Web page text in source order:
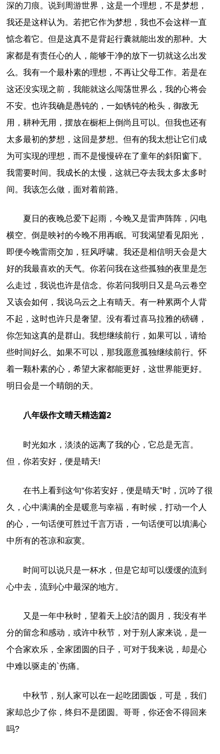
深的刀痕。说到周游世界，这是一个理想，不是梦想，
我还是这样认为。若把它作为梦想，我也不会这样一直
惦念着它。但是这真不是背起行囊就能出发的那种。大
家都是有责任心的人，能够干净的放下一切就这么出发
么。我有一个最朴素的理想，不再让父母工作。若是在
这还没实现之前，我能就这么闯荡世界么，我的心将会
不安。也许我确是愚钝的，一如锈钝的枪头，御敌无
用，耕种无用，摆放在橱柜上倒尚且可以。但我也还有
太多最初的梦想，这回是梦想。但有的我太想让它们成
为可实现的理想，而不是慢慢碎在了童年的斜阳窗下。
我需要时间。我成长的太慢，这就已夺去我太多太多时
间。我该怎么做，面对着前路。
夏日的夜晚总爱下起雨，今晚又是雷声阵阵，闪电
横空。倒是映衬的今晚不用再眠。可我渴望看见阳光，
即便今晚雷雨交加，狂风呼啸。我还是相信明天会是大
好的我最喜欢的天气。你若问我在这些孤独的夜里是怎
么走过，我说也许是信念。你若问我明日又是乌云卷空
又该会如何，我说乌云之上有晴天。有一种累两个人背
不起，这时也许只是奢望。没有看过喜马拉雅的磅礴，
你怎知这真的是群山。我想继续前行，如果可以，请给
些时间好么。如果不可以，那我愿意孤独继续前行。怀
着一颗朴素的心，希望大家都能更好，这世界能更好。
明日会是一个晴朗的天。
八年级作文晴天精选篇2
时光如水，淡淡的远离了我的心，它总是无言。
但，你若安好，便是晴天!
在书上看到这句“你若安好，便是晴天”时，沉吟了很
久，心中满满的全是暖意与幸福，有时候，打动一个人
的心，一句话便可胜过千言万语，一句话便可以填满心
中所有的苍凉和寂寞。
时间可以说只是一杯水，但是它却可以缓缓的流到
心中去，流到心中最深的地方。
又是一年中秋时，望着天上皎洁的圆月，我没有半
分的留念和感动，或许中秋节，对于别人家来说，是一
个合家欢乐，全家团圆的日子，可对于我来说，却是心
中难以驱走的`伤痛。
中秋节，别人家可以在一起吃团圆饭，可是，我们
家却总少了你，终归不是团圆。哥哥，你还舍不得回来
吗?